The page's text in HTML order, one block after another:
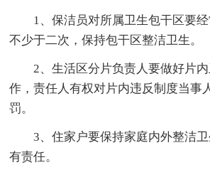
1、保洁员对所属卫生包干区要经
不少于二次，保持包干区整洁卫生。
2、生活区分片负责人要做好片内
作，责任人有权对片内违反制度当事
罚。
3、住家户要保持家庭内外整洁卫
有责任。